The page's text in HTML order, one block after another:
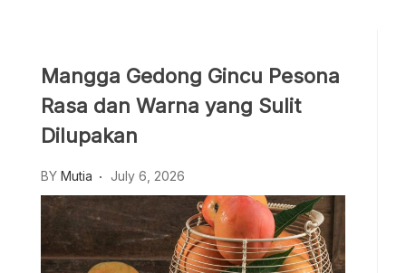
Mangga Gedong Gincu Pesona
Rasa dan Warna yang Sulit
Dilupakan
BY Mutia July 6, 2026